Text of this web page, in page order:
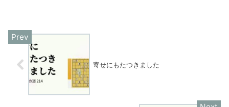
寄せにもたつきました